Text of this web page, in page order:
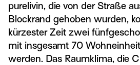
purelivin, die von der Straße
Blockrand gehoben wurden,
kürzester Zeit zwei
mit insgesamt 70
werden. Das Raumklima, die